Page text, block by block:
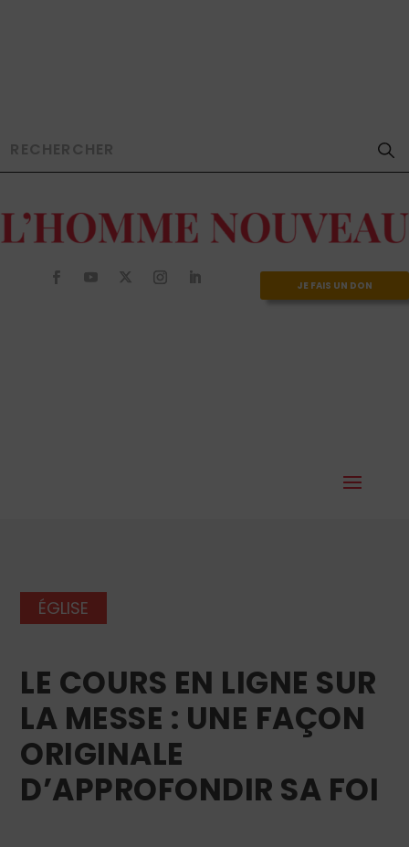
JE FAIS UN DON
ÉGLISE
LE COURS EN LIGNE SUR
LA MESSE : UNE FAÇON
ORIGINALE
D’APPROFONDIR SA FOI